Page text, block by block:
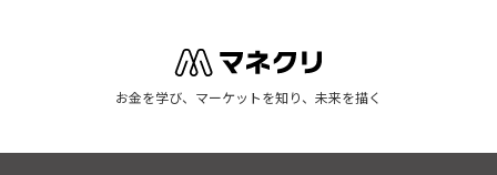
お金を学び、マーケットを知り、未来を描く